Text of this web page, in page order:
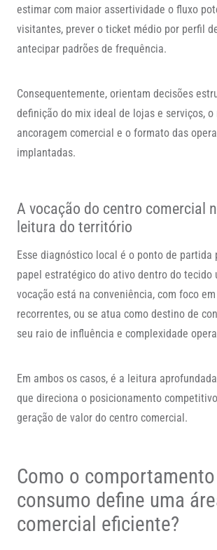
estimar com maior assertividade o fluxo
visitantes, prever o ticket médio por perfil
antecipar padrões de frequência.
Consequentemente, orientam decisões
definição do mix ideal de lojas e serviços, o
ancoragem comercial e o formato das
implantadas.
A vocação do centro comercial
leitura do território
Esse diagnóstico local é o ponto de partida
papel estratégico do ativo dentro do tecido
vocação está na conveniência, com foco
recorrentes, ou se atua como destino de
seu raio de influência e complexidade
Em ambos os casos, é a leitura
que direciona o posicionamento
geração de valor do centro comercial.
Como o
consumo define uma
comercial eficiente?